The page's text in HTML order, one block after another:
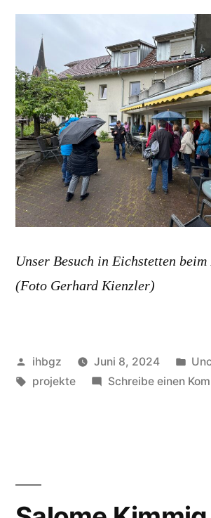
Unser Besuch in Eichstetten
(Foto Gerhard Kienzler)
Veröffentlicht
von
ihbgz Juni 8, 2024
Schlagwörter:
projekte Schreibe einen